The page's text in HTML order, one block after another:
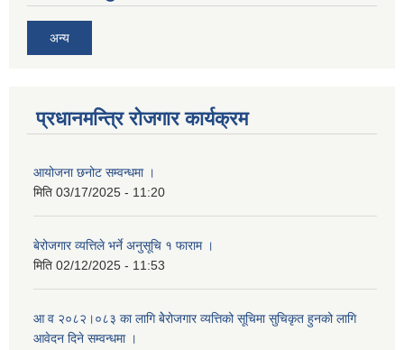
अन्य
प्रधानमन्त्रि रोजगार कार्यक्रम
आयोजना छनोट सम्वन्धमा ।
मिति 03/17/2025 - 11:20
बेरोजगार व्यत्तिले भर्ने अनुसूचि १ फाराम ।
मिति 02/12/2025 - 11:53
आ व २०८२।०८३ का लागि बेेरोजगार व्यत्तिको सूचिमा सुचिकृत हुनको लागि
आवेदन दिने सम्वन्धमा ।